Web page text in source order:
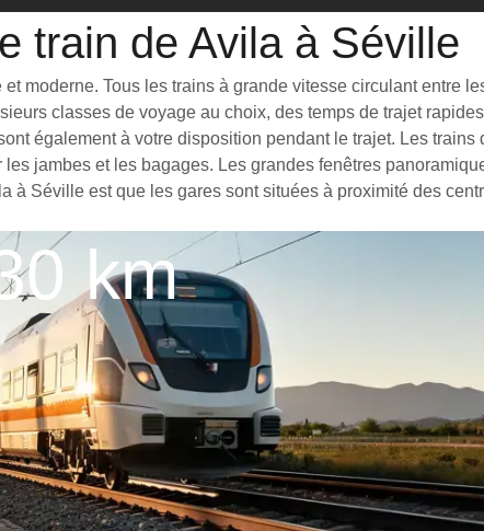
train de Avila à Séville
moderne. Tous les trains à grande vitesse circulant entre
classes de voyage au choix, des temps de trajet
également à votre disposition pendant le trajet. Les
jambes et les bagages. Les grandes fenêtres
Séville est que les gares sont situées à proximité des
km